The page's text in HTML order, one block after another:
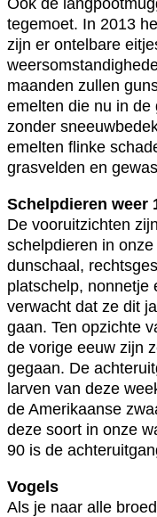
tegemoet. In 2013
zijn er ontelbare
maanden zullen
emelten die nu in de
zonder
emelten flinke
grasvelden en
Schelpdieren weer
De vooruitzichten
schelpdieren in
dunschaal,
platschelp, nonnetje
verwacht dat ze dit
gaan. Ten opzichte
de vorige eeuw zijn
gegaan. De
larven van deze
de Amerikaanse
deze soort in onze
90 is de
Vogels
Als je naar alle